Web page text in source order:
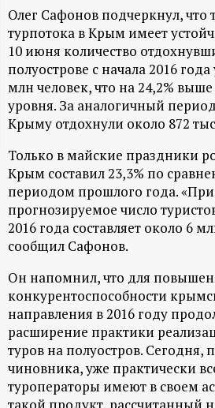
о
р
м
а
ц
и
о
н
н
ы
й
Олег Сафонов подчеркнул, что
турпотока в Крым имеет
10 июня количество
полуострове с начала 2016
млн человек, что на 24,2%
уровня. За аналогичный
Крыму отдохнули около 872
Только в майские праздники
Крым составил 23,3% по
периодом прошлого года.
прогнозируемое число
2016 года составляет около 6
сообщил Сафонов.
Он напомнил, что для
конкурентоспособности
направления в 2016 году
расширение практики
туров на полуостров. Сегодня,
чиновника, уже практически
туроператоры имеют в своем
такой продукт, рассчитанный